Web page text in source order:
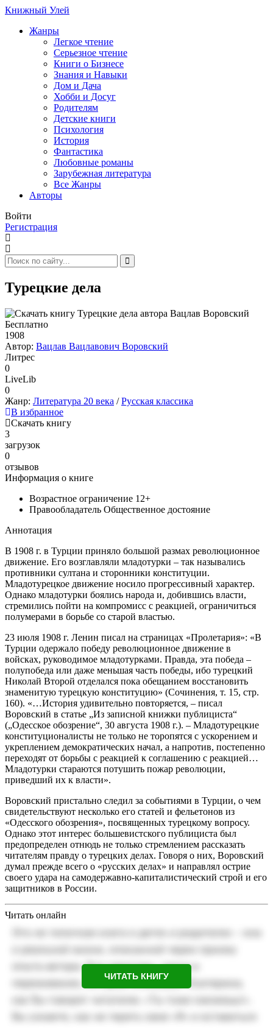
Книжный Улей
Жанры
Легкое чтение
Серьезное чтение
Книги о Бизнесе
Знания и Навыки
Дом и Дача
Хобби и Досуг
Родителям
Детские книги
Психология
История
Фантастика
Любовные романы
Зарубежная литература
Все Жанры
Авторы
Войти
Регистрация
Турецкие дела
Бесплатно
1908
Автор: Вацлав Вацлавович Воровский
Литрес
0
LiveLib
0
Жанр: Литература 20 века /Русская классика
В избранное
Скачать книгу
3
загрузок
0
отзывов
Информация о книге
Возрастное ограничение 12+
Правообладатель Общественное достояние
Аннотация
В 1908 г. в Турции приняло большой размах революционное
движение. Его возглавляли младотурки – так назывались
противники султана и сторонники конституции.
Младотурецкое движение носило прогрессивный характер.
Однако младотурки боялись народа и, добившись власти,
стремились пойти на компромисс с реакцией, ограничиться
полумерами в борьбе со старой властью.
23 июля 1908 г. Ленин писал на страницах «Пролетария»: «В
Турции одержало победу революционное движение в
войсках, руководимое младотурками. Правда, эта победа –
полупобеда или даже меньшая часть победы, ибо турецкий
Николай Второй отделался пока обещанием восстановить
знаменитую турецкую конституцию» (Сочинения, т. 15, стр.
160). «…История удивительно повторяется, – писал
Воровский в статье „Из записной книжки публициста“
(„Одесское обозрение“, 30 августа 1908 г.). – Младотурецкие
конституционалисты не только не торопятся с ускорением и
укреплением демократических начал, а напротив, постепенно
переходят от борьбы с реакцией к соглашению с реакцией…
Младотурки стараются потушить пожар революции,
приведший их к власти».
Воровский пристально следил за событиями в Турции, о чем
свидетельствуют несколько его статей и фельетонов из
«Одесского обозрения», посвященных турецкому вопросу.
Однако этот интерес большевистского публициста был
предопределен отнюдь не только стремлением рассказать
читателям правду о турецких делах. Говоря о них, Воровский
думал прежде всего о «русских делах» и направлял острие
своего удара на самодержавно-капиталистический строй и его
защитников в России.
Читать онлайн
ЧИТАТЬ КНИГУ